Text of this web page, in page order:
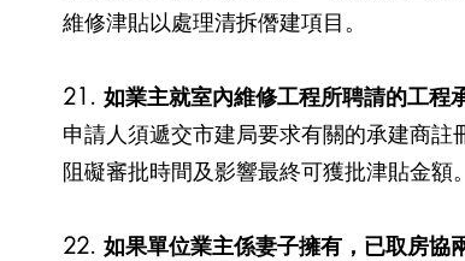
維修津貼以處理清拆僭建項目。
21. 如業主就室內維修工程所聘請的工程
申請人須遞交市建局要求有關的承建商
阻礙審批時間及影響最終可獲批津貼金額。
22. 如果單位業主係妻子擁有，已取房協